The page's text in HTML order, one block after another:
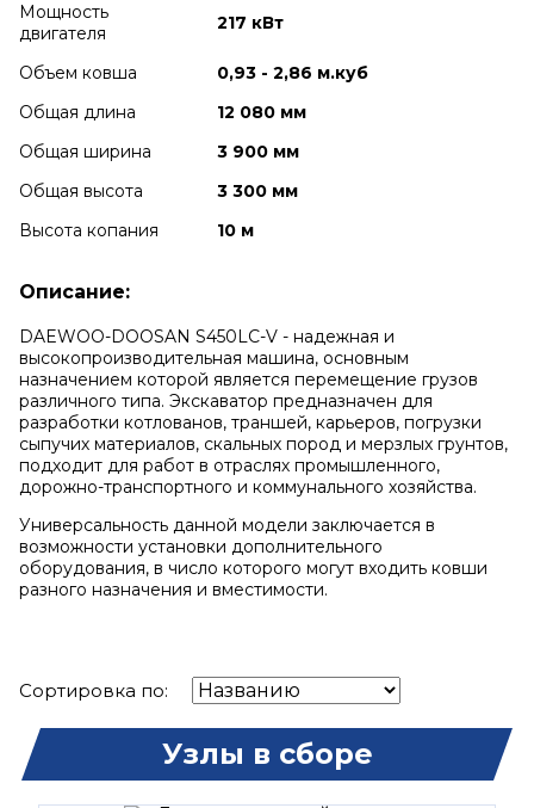
Мощность
двигателя
217 кВт
Объем ковша
0,93 - 2,86 м.куб
Общая длина
12 080 мм
Общая ширина
3 900 мм
Общая высота
3 300 мм
Высота копания
10 м
Описание:
DAEWOO-DOOSAN S450LC-V - надежная и
высокопроизводительная машина, основным
назначением которой является перемещение грузов
различного типа. Экскаватор предназначен для
разработки котлованов, траншей, карьеров, погрузки
сыпучих материалов, скальных пород и мерзлых грунтов,
подходит для работ в отраслях промышленного,
дорожно-транспортного и коммунального хозяйства.
Универсальность данной модели заключается в
возможности установки дополнительного
оборудования, в число которого могут входить ковши
разного назначения и вместимости.
Сортировка по:
Узлы в сборе